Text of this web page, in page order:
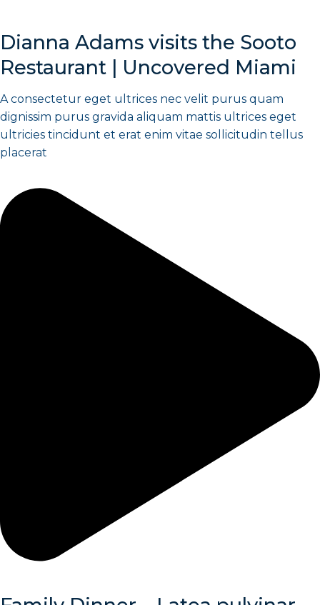
Dianna Adams visits the Sooto
Restaurant | Uncovered Miami
A consectetur eget ultrices nec velit purus quam
dignissim purus gravida aliquam mattis ultrices eget
ultricies tincidunt et erat enim vitae sollicitudin tellus
placerat